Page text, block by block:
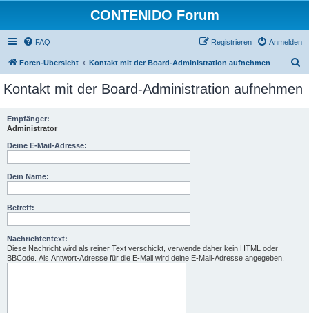
CONTENIDO Forum
FAQ Anmelden
Registrieren
Foren-Übersicht Kontakt mit der Board-Administration aufnehmen
c
Kontakt mit der Board-Administration aufnehmen
Empfänger:
Administrator
Deine E-Mail-Adresse:
Dein Name:
Betreff:
Nachrichtentext:
Diese Nachricht wird als reiner Text verschickt, verwende daher kein HTML oder
BBCode. Als Antwort-Adresse für die E-Mail wird deine E-Mail-Adresse angegeben.